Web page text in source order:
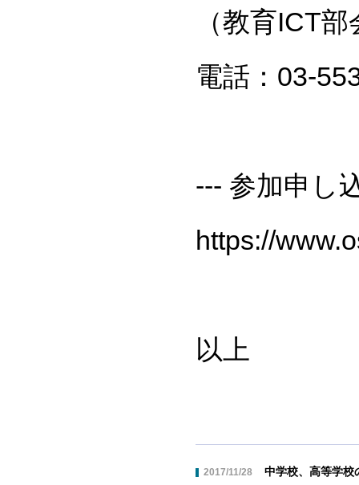
（教育ICT
電話：03-
--- 参加申し
https://
以上
2017/11/28 中学校、高等学校